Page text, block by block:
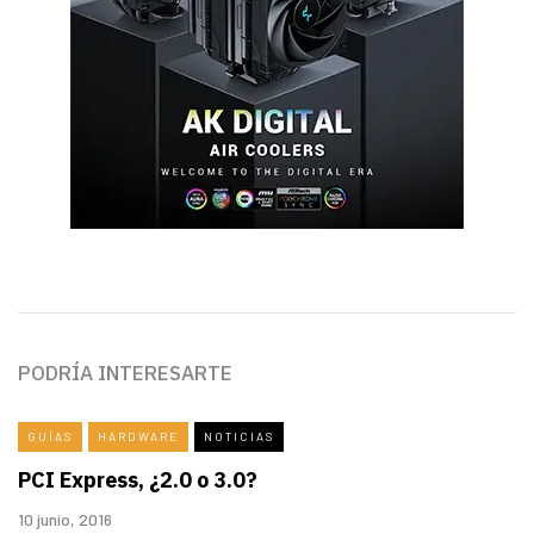
PODRÍA INTERESARTE
GUÍAS HARDWARE NOTICIAS
PCI Express, ¿2.0 o 3.0?
10 junio, 2016